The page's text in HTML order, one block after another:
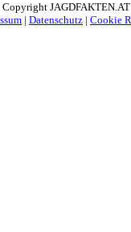
JAGDFAKTEN.AT
| Datenschutz | Cookie